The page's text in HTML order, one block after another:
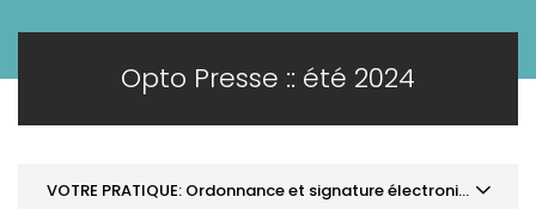
Opto Presse :: été 2024
VOTRE PRATIQUE: Ordonnance et signature électronique